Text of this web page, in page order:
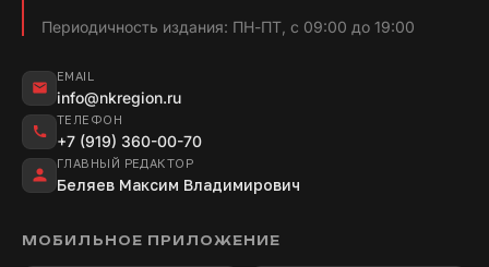
Периодичность издания: ПН-ПТ, с 09:00 до 19:00
EMAIL
info@nkregion.ru
ТЕЛЕФОН
+7 (919) 360-00-70
ГЛАВНЫЙ РЕДАКТОР
Беляев Максим Владимирович
МОБИЛЬНОЕ ПРИЛОЖЕНИЕ